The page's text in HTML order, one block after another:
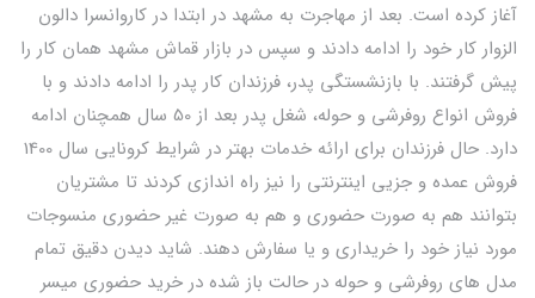
آغاز کرده است. بعد از مهاجرت به مشهد در ابتدا در کاروانسرا دالون
الزوار کار خود را ادامه دادند و سپس در بازار قماش مشهد همان کار را
پیش گرفتند. با بازنشستگی پدر، فرزندان کار پدر را ادامه دادند و با
فروش انواع روفرشی و حوله، شغل پدر بعد از 50 سال همچنان ادامه
دارد. حال فرزندان برای ارائه خدمات بهتر در شرایط کرونایی سال 1400
فروش عمده و جزیی اینترنتی را نیز راه اندازی کردند تا مشتریان
بتوانند هم به صورت حضوری و هم به صورت غیر حضوری منسوجات
مورد نیاز خود را خریداری و یا سفارش دهند. شاید دیدن دقیق تمام
مدل های روفرشی و حوله در حالت باز شده در خرید حضوری میسر